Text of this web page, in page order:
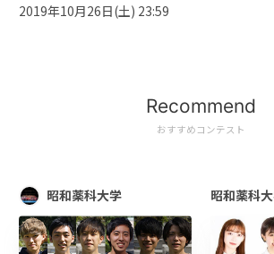
2019年10月26日(土) 23:59
Recommend
おすすめコンテスト
昭和薬科大学 昭和薬科